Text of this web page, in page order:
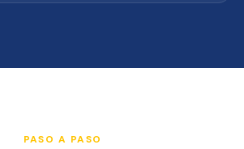
PASO A PASO